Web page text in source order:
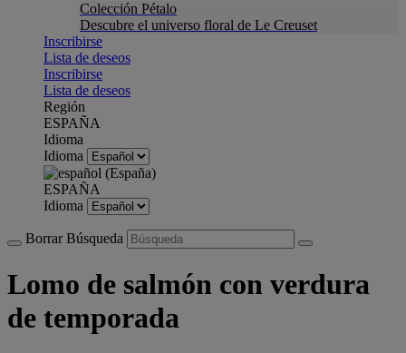
Colección Pétalo
Descubre el universo floral de Le Creuset
Inscribirse
Lista de deseos
Inscribirse
Lista de deseos
Región
ESPAÑA
Idioma
Idioma
ESPAÑA
Idioma
Borrar Búsqueda
Lomo de salmón con verdura
de temporada